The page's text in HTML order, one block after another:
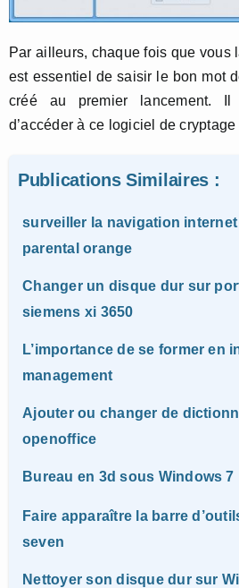
Par ailleurs, chaque fois que vous
est essentiel de saisir le bon mot
créé au premier lancement.
d’accéder à ce logiciel de
Publications Similaires :
surveiller la navigation
parental orange
Changer un disque dur sur
siemens xi 3650
L’importance de se former en
management
Ajouter ou changer de
openoffice
Bureau en 3d sous Windows 7
Faire apparaître la barre
seven
Nettoyer son disque dur sur